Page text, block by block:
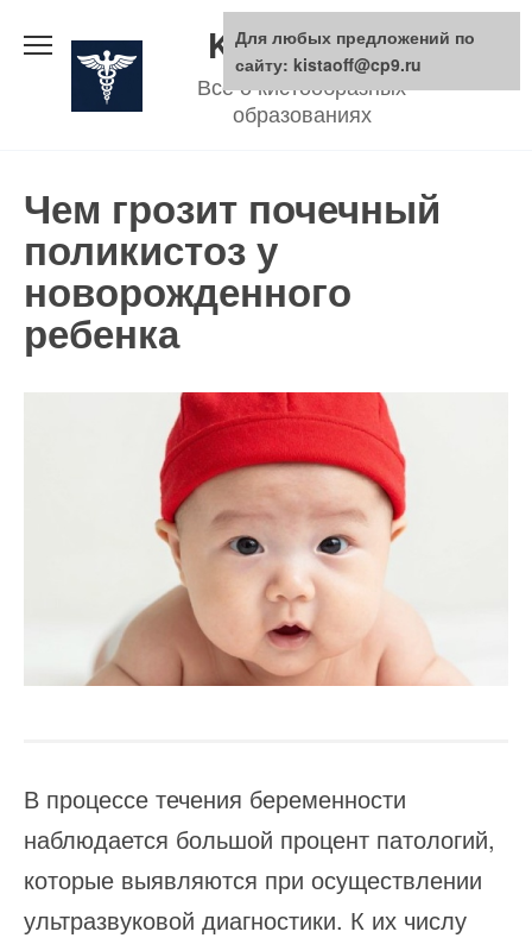
KistaOFF.ru
Все о кистообразных
образованиях
Чем грозит почечный
поликистоз у
новорожденного
ребенка
В процессе течения беременности
наблюдается большой процент патологий,
которые выявляются при осуществлении
ультразвуковой диагностики. К их числу
Для любых предложений по
сайту: kistaoff@cp9.ru